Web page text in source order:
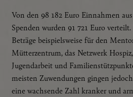
Von den 98 182 Euro Einnahmen
Spenden wurden 91 721 Euro
Beträge beispielsweise für den
Mütterzentrum, das Netzwerk
Jugendarbeit und
meisten Zuwendungen gingen
eine wachsende Zahl kranker und